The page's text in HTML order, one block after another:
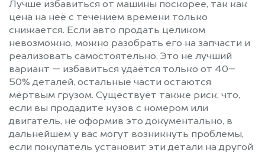
Лучше избавиться от машины поскорее, так как
цена на неё с течением времени только
снижается. Если авто продать целиком
невозможно, можно разобрать его на запчасти и
реализовать самостоятельно. Это не лучший
вариант — избавиться удаётся только от 40–
50% деталей, остальные части остаются
мёртвым грузом. Существует также риск, что,
если вы продадите кузов с номером или
двигатель, не оформив это документально, в
дальнейшем у вас могут возникнуть проблемы,
если покупатель установит эти детали на другой